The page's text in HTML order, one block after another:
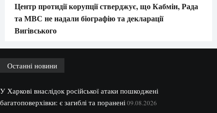
Центр протидії корупції стверджує, що Кабмін, Рада
та МВС не надали біографію та декларації
Вигівського
Останні новини
У Харкові внаслідок російської атаки пошкоджені
багатоповерхівки: є загиблі та поранені09.08.2026